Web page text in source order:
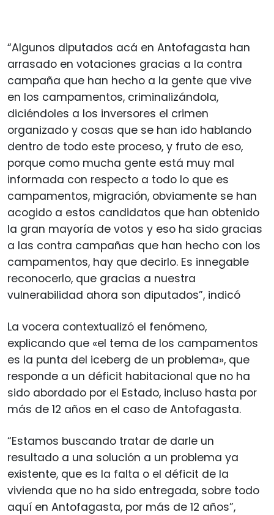
“Algunos diputados acá en Antofagasta han
arrasado en votaciones gracias a la contra
campaña que han hecho a la gente que vive
en los campamentos, criminalizándola,
diciéndoles a los inversores el crimen
organizado y cosas que se han ido hablando
dentro de todo este proceso, y fruto de eso,
porque como mucha gente está muy mal
informada con respecto a todo lo que es
campamentos, migración, obviamente se han
acogido a estos candidatos que han obtenido
la gran mayoría de votos y eso ha sido gracias
a las contra campañas que han hecho con los
campamentos, hay que decirlo. Es innegable
reconocerlo, que gracias a nuestra
vulnerabilidad ahora son diputados”, indicó
La vocera contextualizó el fenómeno,
explicando que «el tema de los campamentos
es la punta del iceberg de un problema», que
responde a un déficit habitacional que no ha
sido abordado por el Estado, incluso hasta por
más de 12 años en el caso de Antofagasta.
“Estamos buscando tratar de darle un
resultado a una solución a un problema ya
existente, que es la falta o el déficit de la
vivienda que no ha sido entregada, sobre todo
aquí en Antofagasta, por más de 12 años”,